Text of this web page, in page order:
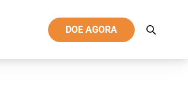
DOE AGORA